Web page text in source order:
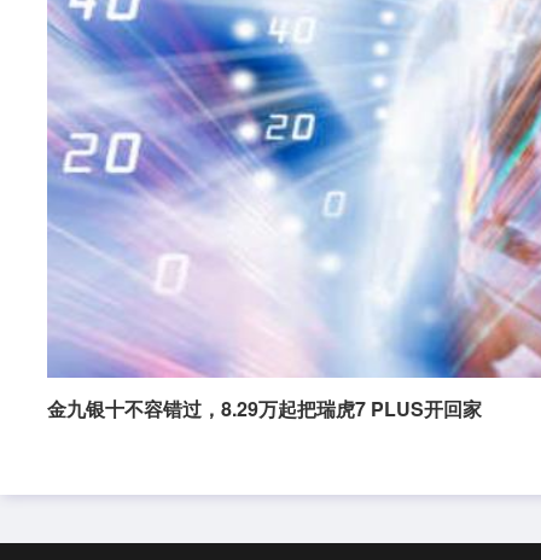
金九银十不容错过，8.29万起把瑞虎7 PLUS开回家